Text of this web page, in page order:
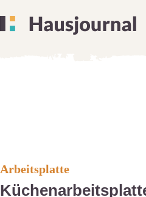
Arbeitsplatte